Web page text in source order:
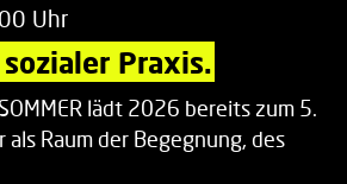
Uhr
Praxis.
lädt 2026 bereits zum 5.
als Raum der Begegnung, des